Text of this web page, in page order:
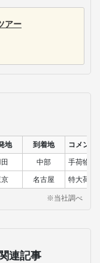
アー
地 到着地 コメント
中部 手荷物検
名古屋 特大荷物
※当社調べ
連記事